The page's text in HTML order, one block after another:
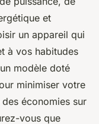
et
un appareil qui
à vos habitudes
modèle doté
minimiser votre
économies sur
vous que